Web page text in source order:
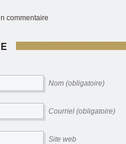
commentaire
Nom (obligatoire)
Courriel (obligatoire)
Site web